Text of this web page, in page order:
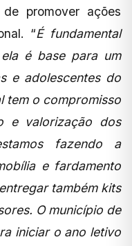
promover ações
“É fundamental
é base para um
e adolescentes do
tem o compromisso
e valorização dos
fazendo a
e fardamento
também kits
O município de
iniciar o ano letivo